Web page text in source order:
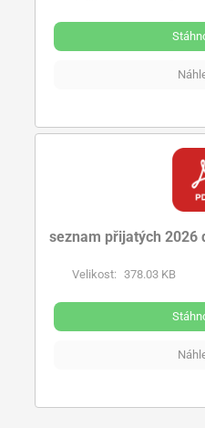
seznam přijatých 2026
Velikost: 378.03 KB